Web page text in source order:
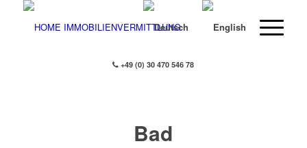
+49 (0) 30 470 546 78
Bad